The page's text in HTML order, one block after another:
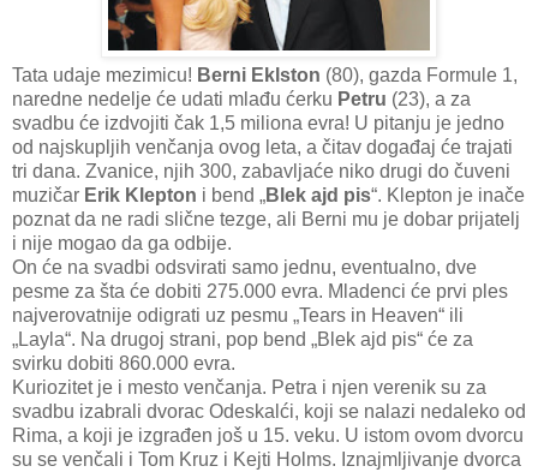
Tata udaje mezimicu! Berni Eklston (80), gazda Formule 1,
naredne nedelje će udati mlađu ćerku Petru (23), a za
svadbu će izdvojiti čak 1,5 miliona evra! U pitanju je jedno
od najskupljih venčanja ovog leta, a čitav događaj će trajati
tri dana. Zvanice, njih 300, zabavljaće niko drugi do čuveni
muzičar Erik Klepton i bend „Blek ajd pis“. Klepton je inače
poznat da ne radi slične tezge, ali Berni mu je dobar prijatelj
i nije mogao da ga odbije.
On će na svadbi odsvirati samo jednu, eventualno, dve
pesme za šta će dobiti 275.000 evra. Mladenci će prvi ples
najverovatnije odigrati uz pesmu „Tears in Heaven“ ili
„Layla“. Na drugoj strani, pop bend „Blek ajd pis“ će za
svirku dobiti 860.000 evra.
Kuriozitet je i mesto venčanja. Petra i njen verenik su za
svadbu izabrali dvorac Odeskalći, koji se nalazi nedaleko od
Rima, a koji je izgrađen još u 15. veku. U istom ovom dvorcu
su se venčali i Tom Kruz i Kejti Holms. Iznajmljivanje dvorca